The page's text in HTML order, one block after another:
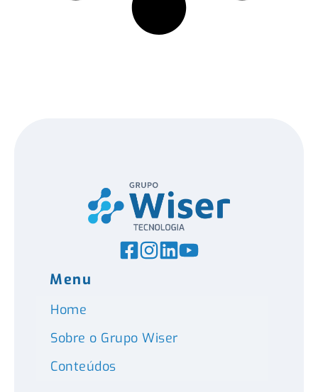
Menu
Home
Sobre o Grupo Wiser
Conteúdos